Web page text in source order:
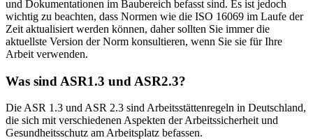
und Dokumentationen im Baubereich befasst sind. Es ist jedoch
wichtig zu beachten, dass Normen wie die ISO 16069 im Laufe der
Zeit aktualisiert werden können, daher sollten Sie immer die
aktuellste Version der Norm konsultieren, wenn Sie sie für Ihre
Arbeit verwenden.
Was sind ASR1.3 und ASR2.3?
Die ASR 1.3 und ASR 2.3 sind Arbeitsstättenregeln in Deutschland,
die sich mit verschiedenen Aspekten der Arbeitssicherheit und
Gesundheitsschutz am Arbeitsplatz befassen.